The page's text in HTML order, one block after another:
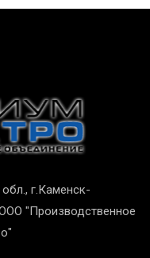
г.Каменск-
"Производственное